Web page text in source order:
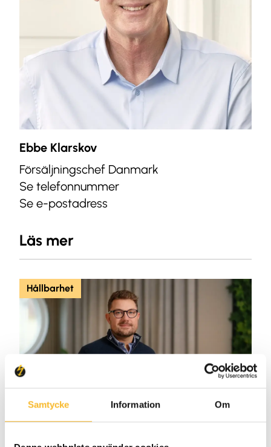
Samtycke Information Om
Ebbe Klarskov
Försäljningschef Danmark
Se telefonnummer
Se e-postadress
Läs mer
Hållbarhet